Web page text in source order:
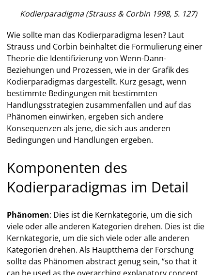
Kodierparadigma (Strauss & Corbin 1998, S. 127)
Wie sollte man das Kodierparadigma lesen? Laut
Strauss und Corbin beinhaltet die Formulierung einer
Theorie die Identifizierung von Wenn-Dann-
Beziehungen und Prozessen, wie in der Grafik des
Kodierparadigmas dargestellt. Kurz gesagt, wenn
bestimmte Bedingungen mit bestimmten
Handlungsstrategien zusammenfallen und auf das
Phänomen einwirken, ergeben sich andere
Konsequenzen als jene, die sich aus anderen
Bedingungen und Handlungen ergeben.
Komponenten des
Kodierparadigmas im Detail
Phänomen: Dies ist die Kernkategorie, um die sich
viele oder alle anderen Kategorien drehen. Dies ist die
Kernkategorie, um die sich viele oder alle anderen
Kategorien drehen. Als Hauptthema der Forschung
sollte das Phänomen abstract genug sein, “so that it